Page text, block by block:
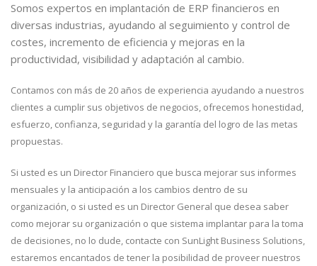
Somos expertos en implantación de ERP financieros en
diversas industrias, ayudando al seguimiento y control de
costes, incremento de eficiencia y mejoras en la
productividad, visibilidad y adaptación al cambio.
Contamos con más de 20 años de experiencia ayudando a nuestros
clientes a cumplir sus objetivos de negocios, ofrecemos honestidad,
esfuerzo, confianza, seguridad y la garantía del logro de las metas
propuestas.
Si usted es un Director Financiero que busca mejorar sus informes
mensuales y la anticipación a los cambios dentro de su
organización, o si usted es un Director General que desea saber
como mejorar su organización o que sistema implantar para la toma
de decisiones, no lo dude, contacte con SunLight Business Solutions,
estaremos encantados de tener la posibilidad de proveer nuestros